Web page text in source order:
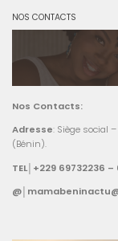
NOS CONTACTS
Nos Contacts:
Adresse: Siège social
(Bénin).
TEL│+229 69732236 –